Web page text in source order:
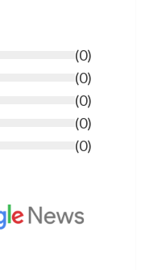
(0)
(0)
(0)
(0)
(0)